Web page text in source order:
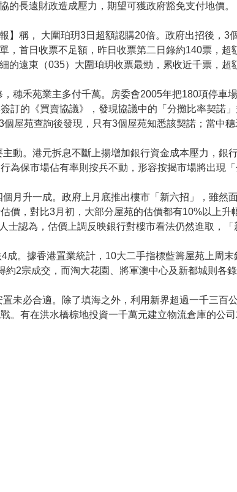
的長遠財政造成壓力，期望可獲政府豁免支付地價。
報】稱， 大圍珀玥3日超額認購20倍。政府出招後，
，首日收票不足額，昨日收票第二日錄約140票，
的遠東（035）大圍珀玥收票最勁，累收近千票，超
，穗禾苑業主多付千萬。房委會2005年把180項停
訂的《買賣協議》，發現協議中的「分攤比率契諾
屋苑查詢後發現，只有3個屋苑知悉該契諾；當中
主動。港元拆息不斷上揚增加銀行資金成本壓力，
為保市場佔有率則按兵不動，形容按揭市場將出現
個月升一成。政府上月底推出樓市「新六招」，雖
價，對比3月初，大部分屋苑的估價都有10%以上
士認為，估價上調反映銀行對樓市看法仍然進取，
4成。據香港置業統計，10大二手指標藍籌屋苑上周
2宗成交，而淘大花園、將軍澳中心及新都城則各
置未必合適。除了填海之外，利用新界超過一千三
。有在洪水橋棕地投資一千萬元建立物流倉庫的公